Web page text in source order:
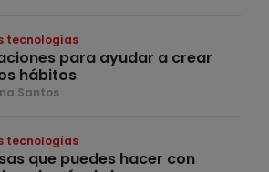
tecnologías
para ayudar a crear
hábitos
Santos
tecnologías
que puedes hacer con